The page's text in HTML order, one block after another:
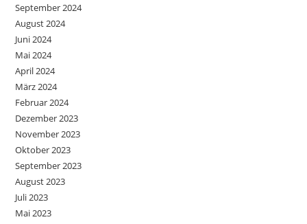
September 2024
August 2024
Juni 2024
Mai 2024
April 2024
März 2024
Februar 2024
Dezember 2023
November 2023
Oktober 2023
September 2023
August 2023
Juli 2023
Mai 2023